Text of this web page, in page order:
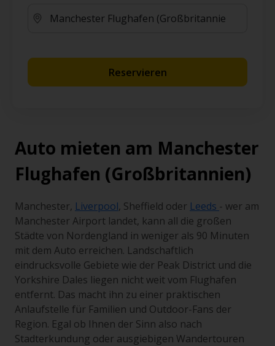
Reservieren
Auto mieten am Manchester
Flughafen (Großbritannien)
Manchester, Liverpool, Sheffield oder Leeds - wer am
Manchester Airport landet, kann all die großen
Städte von Nordengland in weniger als 90 Minuten
mit dem Auto erreichen. Landschaftlich
eindrucksvolle Gebiete wie der Peak District und die
Yorkshire Dales liegen nicht weit vom Flughafen
entfernt. Das macht ihn zu einer praktischen
Anlaufstelle für Familien und Outdoor-Fans der
Region. Egal ob Ihnen der Sinn also nach
Stadterkundung oder ausgiebigen Wandertouren